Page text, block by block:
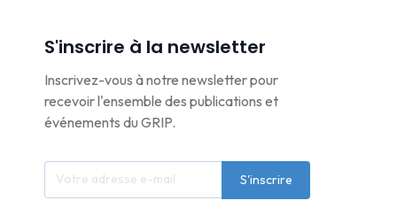
S'inscrire à la newsletter
Inscrivez-vous à notre newsletter pour
recevoir l'ensemble des publications et
événements du GRIP.
S'inscrire